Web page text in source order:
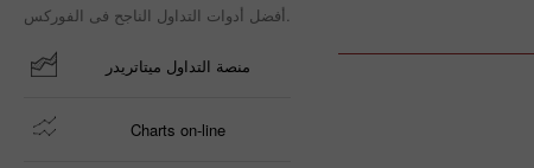
أفضل أدوات التداول الناجح فى الفوركس.
منصة التداول ميتاتريدر
Charts on-line